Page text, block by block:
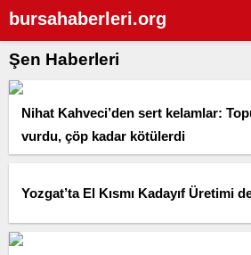
bursahaberleri.org
Şen Haberleri
Nihat Kahveci’den sert kelamlar:
vurdu, çöp kadar kötülerdi
Yozgat’ta El Kısmı Kadayıf Üretimi